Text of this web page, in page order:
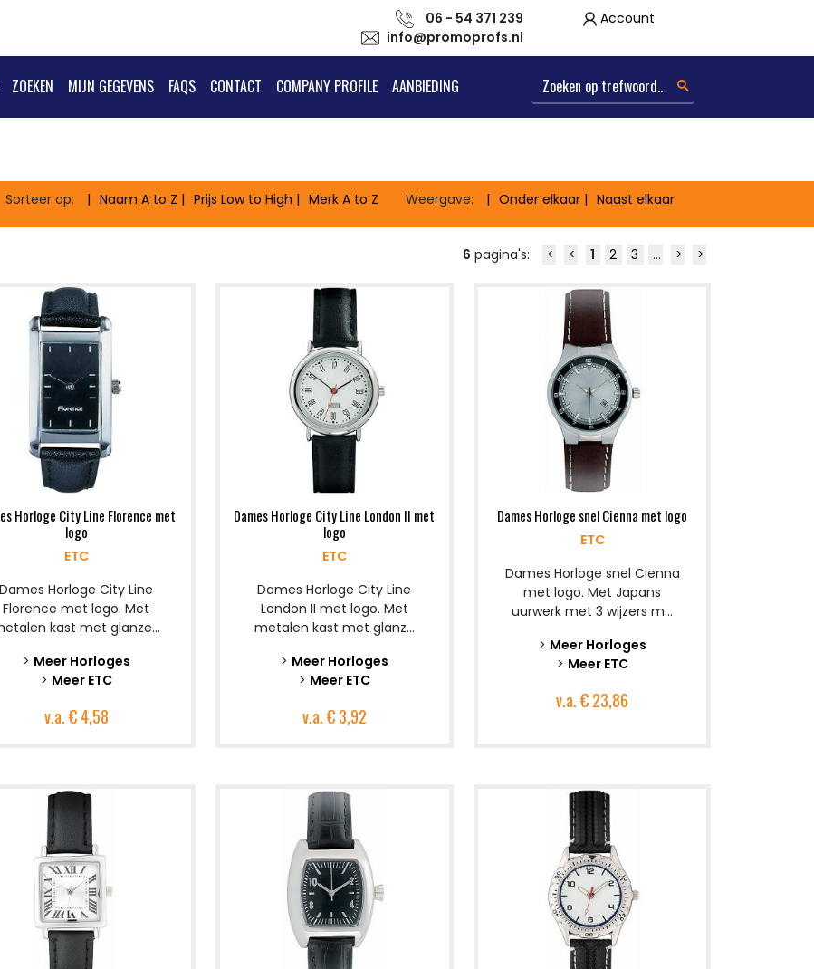
06 - 54 371 239
info@promoprofs.nl
Account
ZOEKEN MIJN GEGEVENS FAQS CONTACT COMPANY PROFILE AANBIEDING
Sorteer op: NaamA to Z PrijsLow to High MerkA to Z Weergave: Onder elkaar Naast elkaar
6 pagina's: < < 1 2 3 ... > >
Horloge City Line Florence met
logo
ETC
Dames Horloge City Line
Florence met logo. Met
kast met glanze...
> Meer Horloges
> Meer ETC
v.a.€ 4,58
Dames Horloge City Line London II met
logo
ETC
Dames Horloge City Line
London II met logo. Met
metalen kast met glanz...
> Meer Horloges
> Meer ETC
v.a.€ 3,92
Dames Horloge snel Cienna met logo
ETC
Dames Horloge snel Cienna
met logo. Met Japans
uurwerk met 3 wijzers m...
> Meer Horloges
> Meer ETC
v.a.€ 23,86